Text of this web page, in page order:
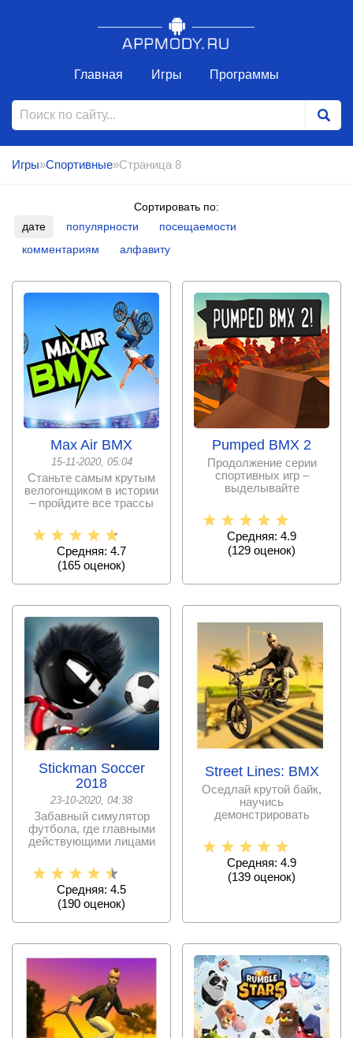
Главная Игры Программы
Игры»Спортивные»Страница 8
Сортировать по:
дате
популярности
посещаемости
комментариям
алфавиту
Max Air BMX
15-11-2020, 05:04
Станьте самым крутым
велогонщиком в истории
– пройдите все трассы
Средняя: 4.7
(165 оценок)
Pumped BMX 2
Продолжение серии
спортивных игр –
выделывайте
трюки на своем
Средняя: 4.9
(129 оценок)
Stickman Soccer
2018
23-10-2020, 04:38
Забавный симулятор
футбола, где главными
действующими лицами
Средняя: 4.5
(190 оценок)
Street Lines: BMX
Оседлай крутой байк,
научись
демонстрировать
выполняя
увлекательные
Средняя: 4.9
(139 оценок)